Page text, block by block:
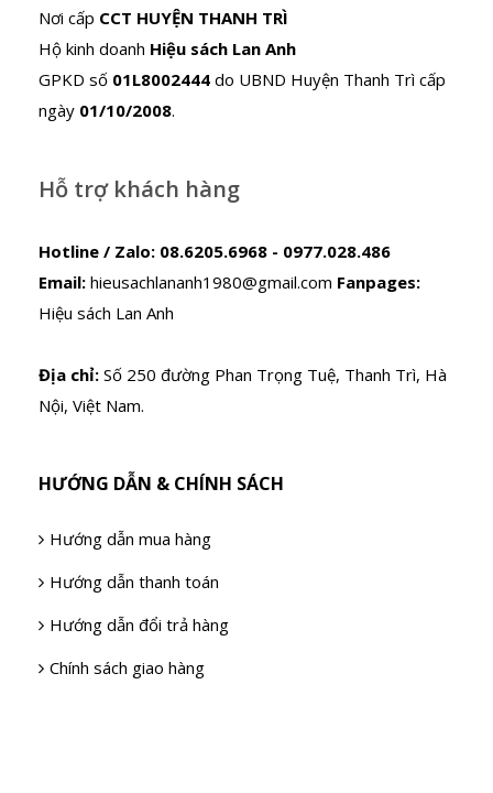
Nơi cấp CCT HUYỆN THANH TRÌ
Hộ kinh doanh Hiệu sách Lan Anh
GPKD số 01L8002444 do UBND Huyện Thanh Trì cấp
ngày 01/10/2008.
Hỗ trợ khách hàng
Hotline / Zalo: 08.6205.6968 - 0977.028.486
Email: hieusachlananh1980@gmail.com Fanpages:
Hiệu sách Lan Anh
Địa chỉ: Số 250 đường Phan Trọng Tuệ, Thanh Trì, Hà
Nội, Việt Nam.
HƯỚNG DẪN & CHÍNH SÁCH
Hướng dẫn mua hàng
Hướng dẫn thanh toán
Hướng dẫn đổi trả hàng
Chính sách giao hàng